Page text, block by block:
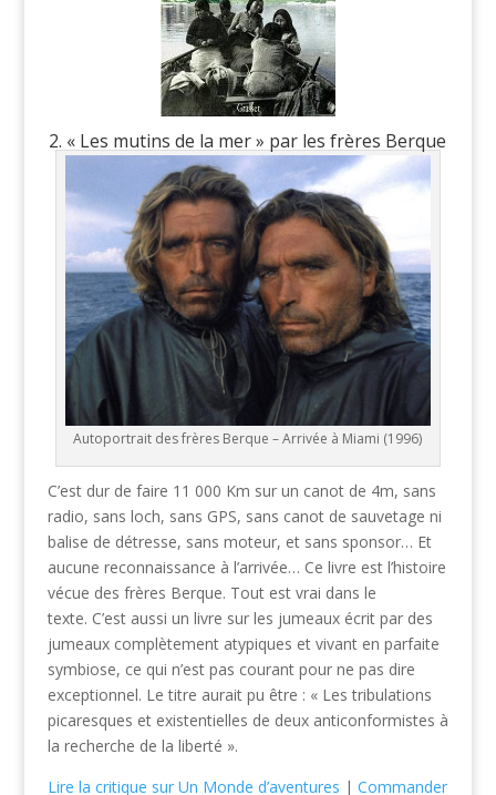
2. « Les mutins de la mer » par les frères Berque
Autoportrait des frères Berque – Arrivée à Miami (1996)
C’est dur de faire 11 000 Km sur un canot de 4m, sans
radio, sans loch, sans GPS, sans canot de sauvetage ni
balise de détresse, sans moteur, et sans sponsor… Et
aucune reconnaissance à l’arrivée… Ce livre est l’histoire
vécue des frères Berque. Tout est vrai dans le
texte. C’est aussi un livre sur les jumeaux écrit par des
jumeaux complètement atypiques et vivant en parfaite
symbiose, ce qui n’est pas courant pour ne pas dire
exceptionnel. Le titre aurait pu être : « Les tribulations
picaresques et existentielles de deux anticonformistes à
la recherche de la liberté ».
Lire la critique sur Un Monde d’aventures | Commander